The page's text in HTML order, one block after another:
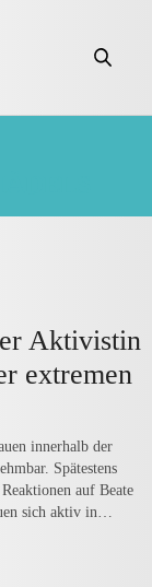
Aktivistin
extremen
innerhalb der
Spätestens
auf Beate
sich aktiv in…